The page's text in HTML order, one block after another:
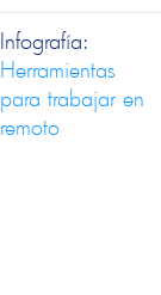
Infografía:
Herramientas
para trabajar en
remoto